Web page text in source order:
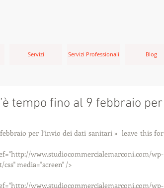
Servizi Servizi Professionali Blog
tempo fino al 9 febbraio per
per l’invio dei dati sanitari »  leave this for
media="screen" />